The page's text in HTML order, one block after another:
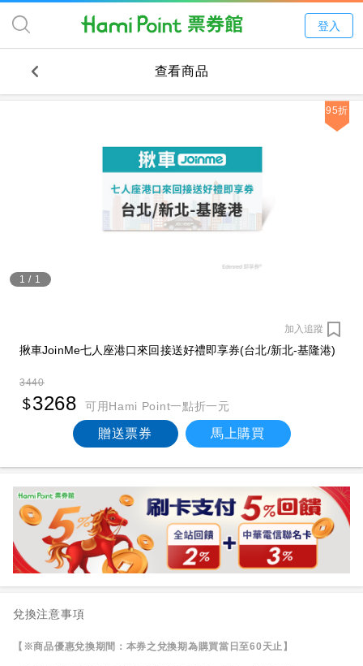
登入
查看商品
1 / 1
95折
加入追蹤
揪車JoinMe七人座港口來回接送好禮即享券(台北/新北-基隆港)
3440
3268 可用Hami Point一點折一元
贈送票券 馬上購買
兌換注意事項
【※商品優惠兌換期間：本券之兌換期為購買當日至60天止】